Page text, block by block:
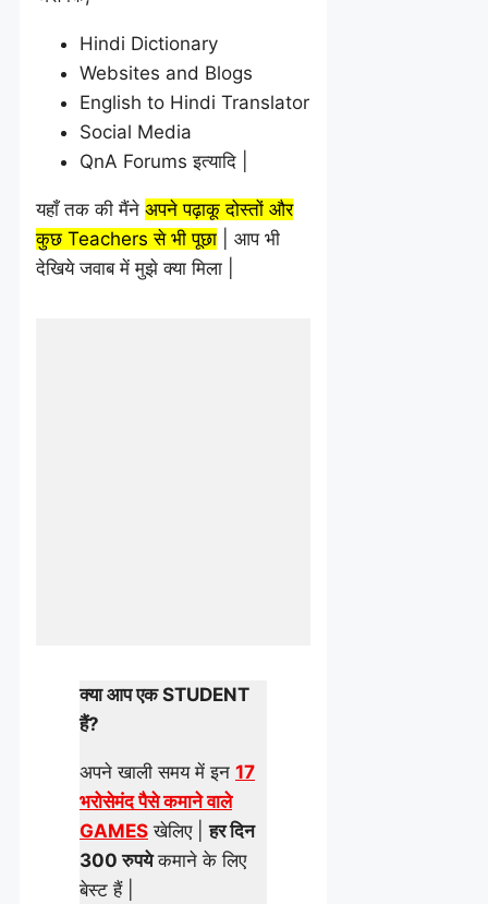
Hindi Dictionary
Websites and Blogs
English to Hindi Translator
Social Media
QnA Forums इत्यादि |
यहाँ तक की मैंने अपने पढ़ाकू दोस्तों और
कुछ Teachers से भी पूछा | आप भी
देखिये जवाब में मुझे क्या मिला |
क्या आप एक STUDENT
हैं?
अपने खाली समय में इन 17
भरोसेमंद पैसे कमाने वाले
GAMES खेलिए |हर दिन
300 रुपयेकमाने के लिए
बेस्ट हैं |